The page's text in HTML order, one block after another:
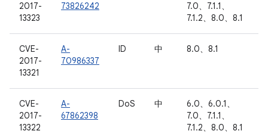
2017-
13323
73826242
7.0、7.1.1、
7.1.2、8.0、8.1
CVE-
2017-
13321
A-
70986337
ID 中 8.0、8.1
CVE-
2017-
13322
A-
67862398
DoS 中
6.0、6.0.1、
7.0、7.1.1、
7.1.2、8.0、8.1